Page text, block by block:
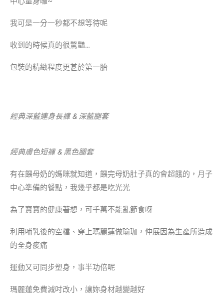
我可是一分一秒都不想等待呢
收到的時候真的很驚豔…
包裝的精緻程度更甚於第一胎
經典深藍連身長褲 & 深藍腿套
經典膚色短褲 & 黑色腿套
有在餵母奶的媽咪就知道，餵完母奶肚子真的會超餓的，月子
中心準備的餐點，我幾乎都是吃光光
為了寶寶的健康著想，可千萬不能亂節食呀
利用哺乳後的空檔、穿上瑪麗蓮做瑜珈，伸展因為生產所造成
的全身痠痛
運動又可同步塑身，事半功倍呢
瑪麗蓮免費減吋改小，讓妳身材越變越好